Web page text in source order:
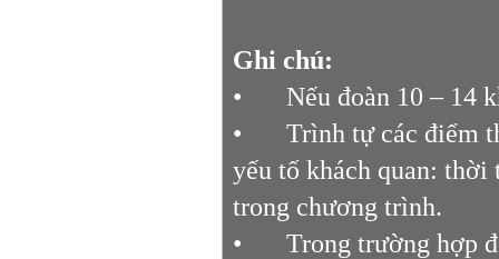
Ghi chú:
•
Nếu đoàn 10 – 14
•
Trình tự các điểm
yếu tố khách quan: thời
trong chương trình.
•
Trong trường hợp